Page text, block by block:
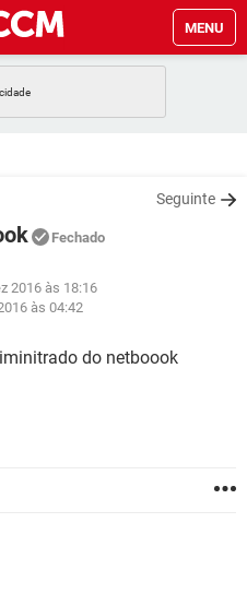
MENU
GMAIL
GMAIL
WHATSAPP
EXCEL
GMAIL
WHATSAPP
EXCEL
WHATSAPP
Seguinte
Fechado
2016 às 18:16
às 04:42
do netboook